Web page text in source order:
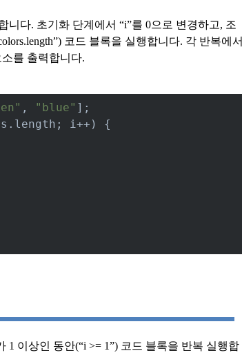
니다. 초기화 단계에서 “i”를 0으로 변경하고, 조
코드 블록을 실행합니다. 각 반복에서
를 출력합니다.
, "blue" ];
i++) {
1 이상인 동안(“i >= 1”) 코드 블록을 반복 실행합